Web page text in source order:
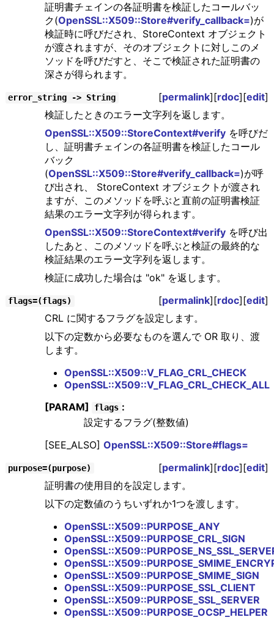
証明書チェインの各証明書を検証したコールバッ
ク(OpenSSL::X509::Store#verify_callback=)が
検証時に呼びだされ、StoreContext オブジェクト
が渡されますが、そのオブジェクトに対しこのメ
ソッドを呼びだすと、そこで検証された証明書の
深さが得られます。
error_string -> String [permalink][rdoc][edit]
検証したときのエラー文字列を返します。
OpenSSL::X509::StoreContext#verifyを呼びだ
し、証明書チェインの各証明書を検証したコール
バック
(OpenSSL::X509::Store#verify_callback=)が呼
び出され、 StoreContext オブジェクトが渡され
ますが、このメソッドを呼ぶと直前の証明書検証
結果のエラー文字列が得られます。
OpenSSL::X509::StoreContext#verifyを呼び出
したあと、このメソッドを呼ぶと検証の最終的な
検証結果のエラー文字列を返します。
検証に成功した場合は "ok" を返します。
flags=(flags) [permalink][rdoc][edit]
CRL に関するフラグを設定します。
以下の定数から必要なものを選んで OR 取り、渡
します。
OpenSSL::X509::V_FLAG_CRL_CHECK
OpenSSL::X509::V_FLAG_CRL_CHECK_ALL
[PARAM]
flags :
設定するフラグ(整数値)
[SEE_ALSO] OpenSSL::X509::Store#flags=
purpose=(purpose) [permalink][rdoc][edit]
証明書の使用目的を設定します。
以下の定数値のうちいずれか1つを渡します。
OpenSSL::X509::PURPOSE_ANY
OpenSSL::X509::PURPOSE_CRL_SIGN
OpenSSL::X509::PURPOSE_SMIME_SIGN
OpenSSL::X509::PURPOSE_SSL_CLIENT
OpenSSL::X509::PURPOSE_SSL_SERVER
OpenSSL::X509::PURPOSE_OCSP_HELPER